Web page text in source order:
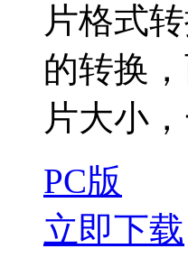
片格式
的转换
片大小
PC版
立即下载